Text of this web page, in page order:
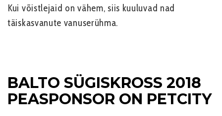
Kui võistlejaid on vähem, siis kuuluvad nad
täiskasvanute vanuserühma.
BALTO SÜGISKROSS 2018
PEASPONSOR ON PETCITY